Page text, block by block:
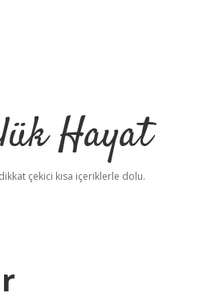
Hayat
çekici kısa içeriklerle dolu.